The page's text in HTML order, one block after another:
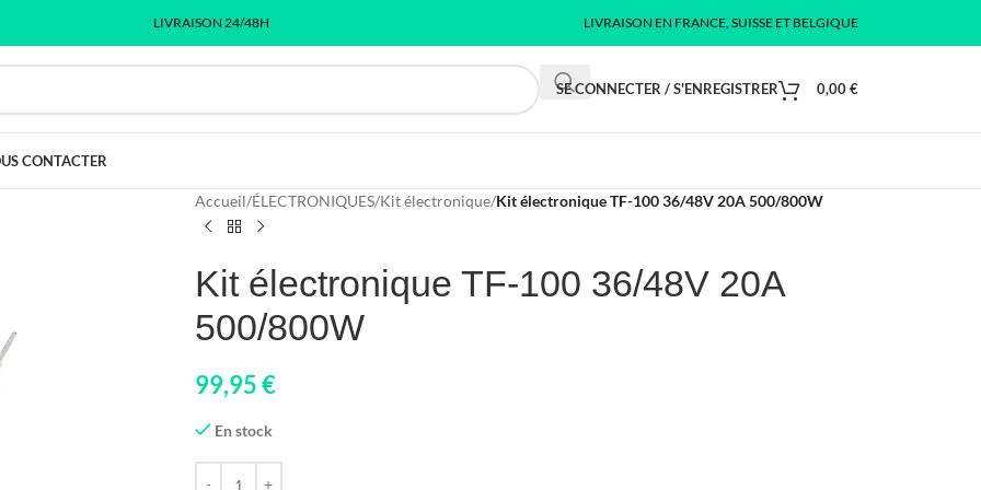
LIVRAISON 24/48H LIVRAISON EN FRANCE, SUISSE ET BELGIQUE
SE CONNECTER / S'ENREGISTRER 0,00€
CONTACTER
Accueil/ÉLECTRONIQUES/Kit électronique/Kit électronique TF-100 36/48V 20A 500/800W
Kit électronique TF-100 36/48V 20A
500/800W
99,95€
En stock